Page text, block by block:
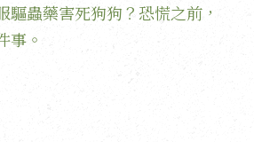
驅蟲藥害死狗狗？恐慌之前，
事。